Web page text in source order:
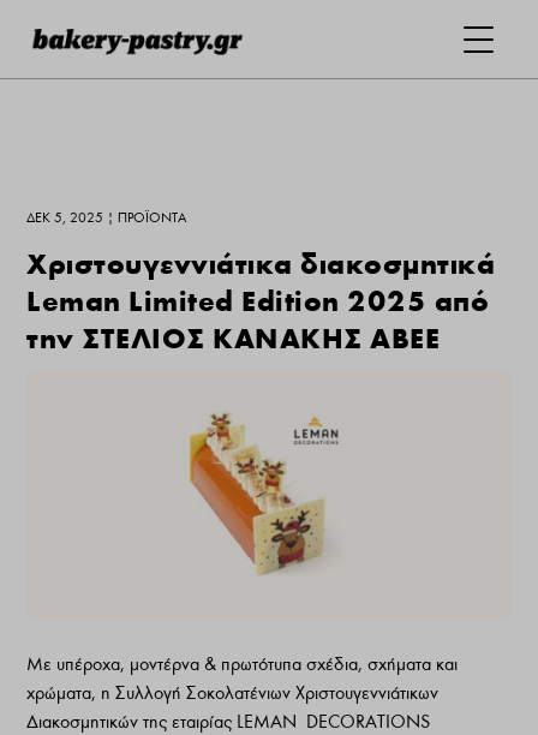
ΔΕΚ 5, 2025 |ΠΡΟΪΌΝΤΑ
Χριστουγεννιάτικα διακοσμητικά
Leman Limited Edition 2025 από
την ΣΤΕΛΙΟΣ ΚΑΝΑΚΗΣ ΑΒΕΕ
Με υπέροχα, μοντέρνα & πρωτότυπα σχέδια, σχήματα και
χρώματα, η Συλλογή Σοκολατένιων Χριστουγεννιάτικων
Διακοσμητικών της εταιρίας LΕΜΑΝ DECORATIONS